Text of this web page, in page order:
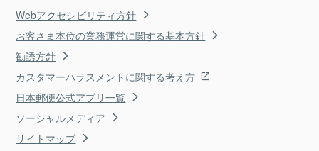
Webアクセシビリティ方針
お客さま本位の業務運営に関する基本方針
勧誘方針
カスタマーハラスメントに関する考え方
日本郵便公式アプリ一覧
ソーシャルメディア
サイトマップ